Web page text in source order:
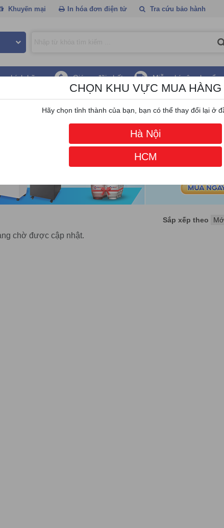
Khuyến mại In hóa đơn điện tử Tra cứu bảo hành
chính hãng Giá ưu đãi nhất Miễn phí vận chuyển
Sắp xếp theo
chờ được cập nhật.
CHỌN KHU VỰC MUA HÀNG
Hãy chọn tỉnh thành của bạn, bạn có thể thay đổi lại ở
Hà Nội
HCM